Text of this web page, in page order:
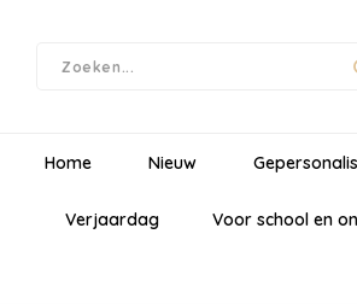
Home Nieuw
Verjaardag Voor school en